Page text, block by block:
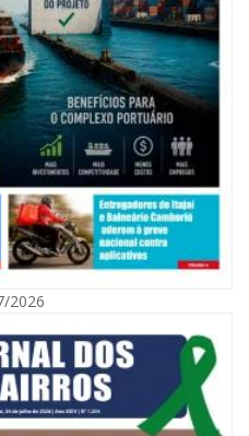
os sinais de alerta da
2026